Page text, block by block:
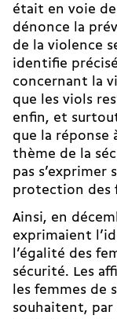
était en voie de
dénonce la
de la violence
identifie
concernant la
que les viols
enfin, et
que la réponse
thème de la
pas s’exprimer
protection des
Ainsi, en
exprimaient
l’égalité des
sécurité. Les
les femmes de
souhaitent,